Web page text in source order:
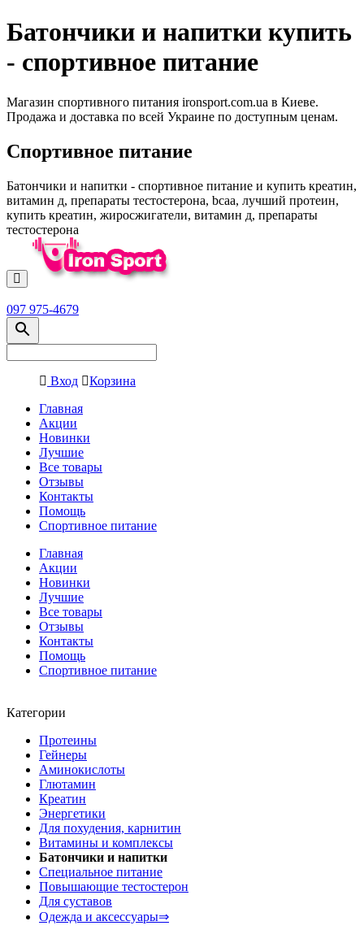
Батончики и напитки купить
- спортивное питание
Магазин спортивного питания ironsport.com.ua в Киеве.
Продажа и доставка по всей Украине по доступным ценам.
Спортивное питание
Батончики и напитки - спортивное питание и купить креатин,
витамин д, препараты тестостерона, bcaa, лучший протеин,
купить креатин, жиросжигатели, витамин д, препараты
тестостерона
097 975-4679
Вход
Корзина
Главная
Акции
Новинки
Лучшие
Все товары
Отзывы
Контакты
Помощь
Спортивное питание
Главная
Акции
Новинки
Лучшие
Все товары
Отзывы
Контакты
Помощь
Спортивное питание
Категории
Протеины
Гейнеры
Аминокислоты
Глютамин
Креатин
Энергетики
Для похудения, карнитин
Витамины и комплексы
Батончики и напитки
Специальное питание
Повышающие тестостерон
Для суставов
Одежда и аксессуары⇒